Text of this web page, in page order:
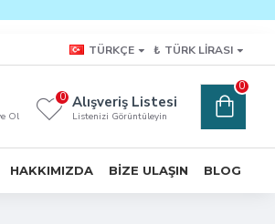
TÜRKÇE ₺ TÜRK LIRASI
Ol
Alışveriş Listesi
Listenizi Görüntüleyin
0
0
HAKKIMIZDA BIZE ULAŞIN BLOG